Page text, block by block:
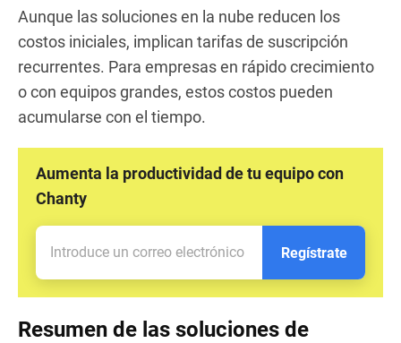
Aunque las soluciones en la nube reducen los
costos iniciales, implican tarifas de suscripción
recurrentes. Para empresas en rápido crecimiento
o con equipos grandes, estos costos pueden
acumularse con el tiempo.
Aumenta la productividad de tu equipo con
Chanty
Regístrate
Resumen de las soluciones de